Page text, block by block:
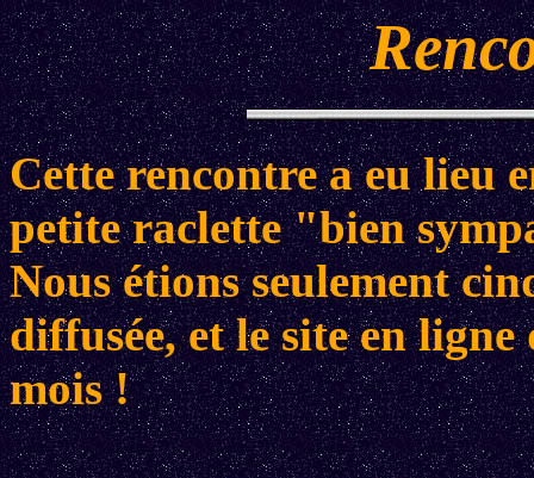
Cette rencontre a eu lieu
petite raclette "bien
Nous étions seulement
diffusée, et le site en
mois !